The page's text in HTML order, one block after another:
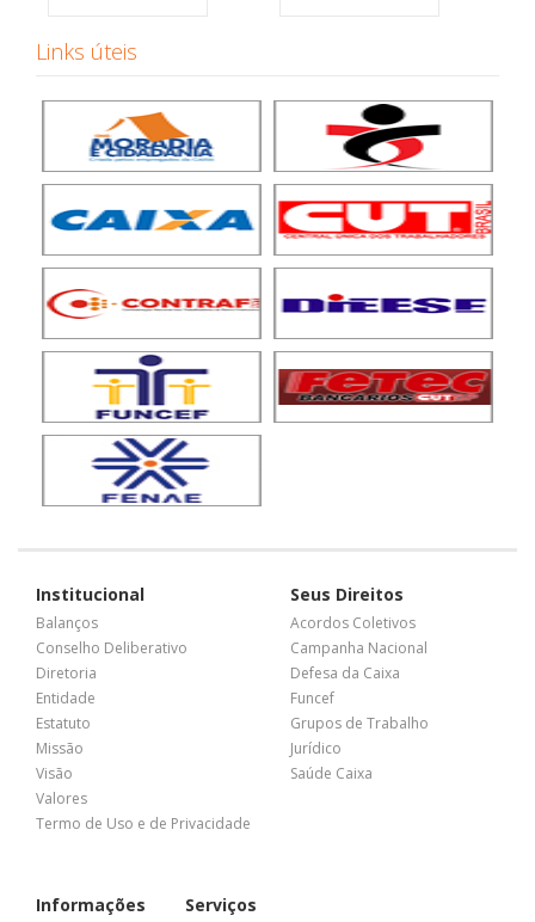
Links úteis
Institucional
Balanços
Conselho Deliberativo
Diretoria
Entidade
Estatuto
Missão
Visão
Valores
Termo de Uso e de Privacidade
Seus Direitos
Acordos Coletivos
Campanha Nacional
Defesa da Caixa
Funcef
Grupos de Trabalho
Jurídico
Saúde Caixa
Informações Serviços